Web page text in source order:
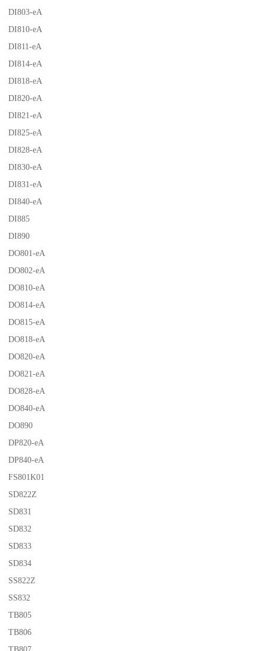
DI803-eA
DI810-eA
DI811-eA
DI814-eA
DI818-eA
DI820-eA
DI821-eA
DI825-eA
DI828-eA
DI830-eA
DI831-eA
DI840-eA
DI885
DI890
DO801-eA
DO802-eA
DO810-eA
DO814-eA
DO815-eA
DO818-eA
DO820-eA
DO821-eA
DO828-eA
DO840-eA
DO890
DP820-eA
DP840-eA
FS801K01
SD822Z
SD831
SD832
SD833
SD834
SS822Z
SS832
TB805
TB806